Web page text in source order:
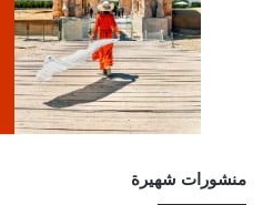
منشورات شهيرة